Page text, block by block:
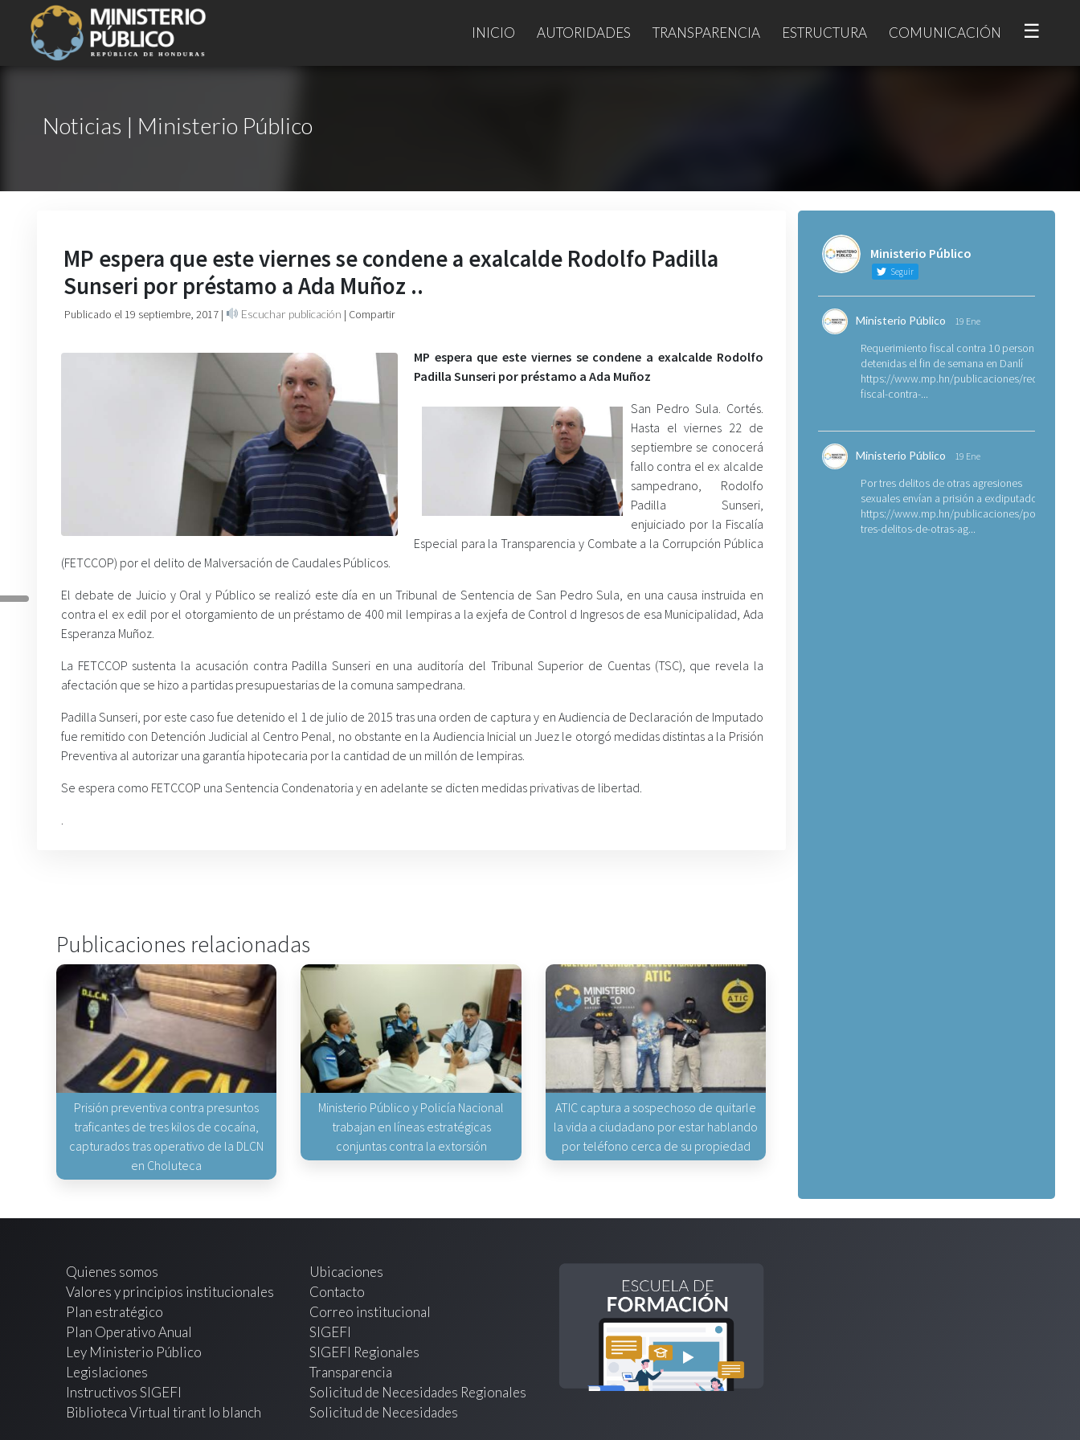
INICIO AUTORIDADES TRANSPARENCIA ESTRUCTURA COMUNICACIÓN ☰
Noticias | Ministerio Público
MP espera que este viernes se condene a exalcalde Rodolfo Padilla
Sunseri por préstamo a Ada Muñoz ..
Publicado el 19 septiembre, 2017 | Escuchar publicación | Compartir
MP espera que este viernes se condene a exalcalde Rodolfo
Padilla Sunseri por préstamo a Ada Muñoz
San Pedro Sula. Cortés.
Hasta el viernes 22 de
septiembre se conocerá
fallo contra el ex alcalde
sampedrano, Rodolfo
Padilla Sunseri,
enjuiciado por la Fiscalía
Especial para la Transparencia y Combate a la Corrupción Pública
(FETCCOP) por el delito de Malversación de Caudales Públicos.
El debate de Juicio y Oral y Público se realizó este día en un Tribunal de Sentencia de San Pedro Sula, en una causa instruida en
contra el ex edil por el otorgamiento de un préstamo de 400 mil lempiras a la exjefa de Control d Ingresos de esa Municipalidad, Ada
Esperanza Muñoz.
La FETCCOP sustenta la acusación contra Padilla Sunseri en una auditoría del Tribunal Superior de Cuentas (TSC), que revela la
afectación que se hizo a partidas presupuestarias de la comuna sampedrana.
Padilla Sunseri, por este caso fue detenido el 1 de julio de 2015 tras una orden de captura y en Audiencia de Declaración de Imputado
fue remitido con Detención Judicial al Centro Penal, no obstante en la Audiencia Inicial un Juez le otorgó medidas distintas a la Prisión
Preventiva al autorizar una garantía hipotecaria por la cantidad de un millón de lempiras.
Se espera como FETCCOP una Sentencia Condenatoria y en adelante se dicten medidas privativas de libertad.
.
Publicaciones relacionadas
Prisión preventiva contra presuntos
traficantes de tres kilos de cocaína,
capturados tras operativo de la DLCN
en Choluteca
Ministerio Público y Policía Nacional
trabajan en líneas estratégicas
conjuntas contra la extorsión
ATIC captura a sospechoso de quitarle
la vida a ciudadano por estar hablando
por teléfono cerca de su propiedad
Ministerio Público
Seguir
Ministerio Público 19 Ene
Requerimiento fiscal contra 10 personas
detenidas el fin de semana en Danlí
https://www.mp.hn/publicaciones/
fiscal-contra-...
Ministerio Público 19 Ene
Por tres delitos de otras agresiones
sexuales envían a prisión a exdiputado
https://www.mp.hn/publicaciones/por-
tres-delitos-de-otras-ag...
Quienes somos
Valores y principios institucionales
Plan estratégico
Plan Operativo Anual
Ley Ministerio Público
Legislaciones
Instructivos SIGEFI
Biblioteca Virtual tirant lo blanch
Ubicaciones
Contacto
Correo institucional
SIGEFI
SIGEFI Regionales
Transparencia
Solicitud de Necesidades Regionales
Solicitud de Necesidades